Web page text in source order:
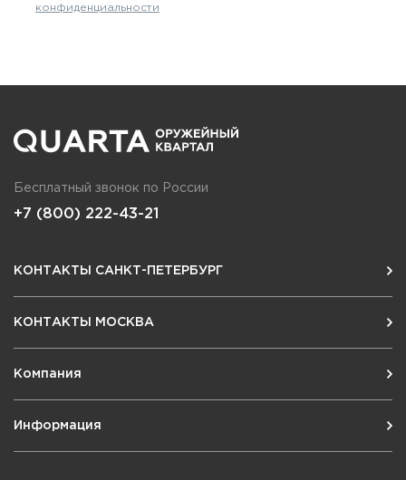
конфиденциальности
Бесплатный звонок по России
+7 (800) 222-43-21
КОНТАКТЫ САНКТ-ПЕТЕРБУРГ
КОНТАКТЫ МОСКВА
Компания
Информация